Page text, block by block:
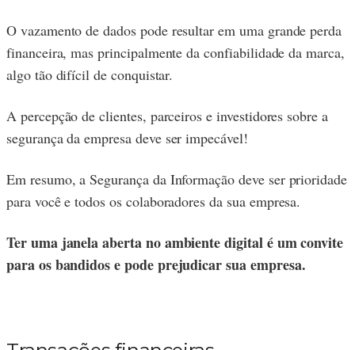
O vazamento de dados pode resultar em uma grande perda
financeira, mas principalmente da confiabilidade da marca,
algo tão difícil de conquistar.
A percepção de clientes, parceiros e investidores sobre a
segurança da empresa deve ser impecável!
Em resumo, a Segurança da Informação deve ser prioridade
para você e todos os colaboradores da sua empresa.
Ter uma janela aberta no ambiente digital é um convite
para os bandidos e pode prejudicar sua empresa.